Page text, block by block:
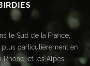
le Sud de la France,
plus particulièrement en
Rhône, et les Alpes-